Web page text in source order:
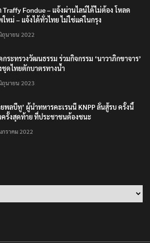
Traffy Fondue – แจ้งผ่านไลน์ได้ไม่ต้อง โหลด
ใหม่ – แจ้งได้ทั่วไทย ไม่ใช่แค่ในกรุง
ถุนายน 2022
ระทรวงวัฒนธรรม ร่วมกิจกรรม ‘นาวาภิกขาจาร’
ชุดไทยตักบาตรทางน้ำ
ถุนายน 2023
ยพลบีทู’ ผู้นำทหารคะเรนนี KNPP ลั่นสู้รบ ครั้งนี้
ครั้งสุดท้าย ที่ประชาชนต้องชนะ
กราคม 2022